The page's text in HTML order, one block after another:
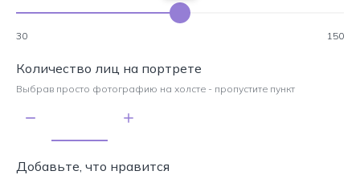
30 150
Количество лиц на портрете
Выбрав просто фотографию на холсте - пропустите пункт
Добавьте, что нравится